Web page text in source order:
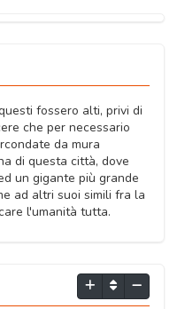
fossero alti, privi di
che per necessario
da mura
di questa città, dove
un gigante più grande
ad altri suoi simili fra la
l'umanità tutta.